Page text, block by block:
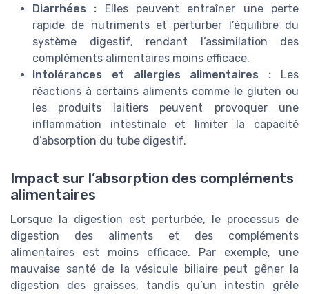
Diarrhées : Elles peuvent entraîner une perte
rapide de nutriments et perturber l’équilibre du
système digestif, rendant l’assimilation des
compléments alimentaires moins efficace.
Intolérances et allergies alimentaires : Les
réactions à certains aliments comme le gluten ou
les produits laitiers peuvent provoquer une
inflammation intestinale et limiter la capacité
d’absorption du tube digestif.
Impact sur l’absorption des compléments
alimentaires
Lorsque la digestion est perturbée, le processus de
digestion des aliments et des compléments
alimentaires est moins efficace. Par exemple, une
mauvaise santé de la vésicule biliaire peut gêner la
digestion des graisses, tandis qu’un intestin grêle